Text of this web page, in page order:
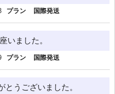
プラン 国際発送
いました。
プラン 国際発送
とうございました。